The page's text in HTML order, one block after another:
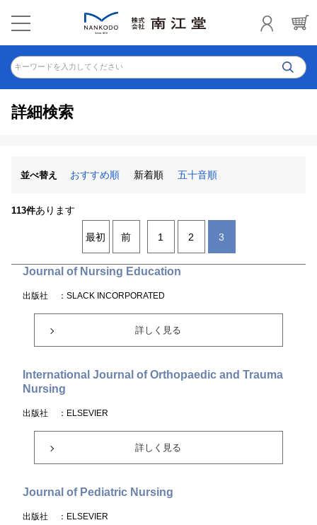
キーワードを入力してください
詳細検索
並べ替え おすすめ順 新着順 五十音順
113件あります
最初 前 1 2 3
Journal of Nursing Education
出版社 ：SLACK INCORPORATED
詳しく見る
International Journal of Orthopaedic and Trauma
Nursing
出版社 ：ELSEVIER
詳しく見る
Journal of Pediatric Nursing
出版社 ：ELSEVIER